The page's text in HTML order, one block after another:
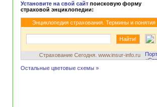
Установите на свой сайт поисковую форму
страховой энциклопедии:
Энциклопедия страхования. Термины и понятия
Страхование Сегодня. www.insur-info.ru
Остальные цветовые схемы »